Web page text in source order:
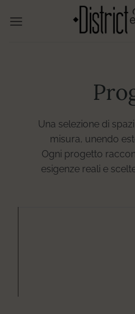
Una selezione di
misura, unendo
Ogni progetto
esigenze reali e